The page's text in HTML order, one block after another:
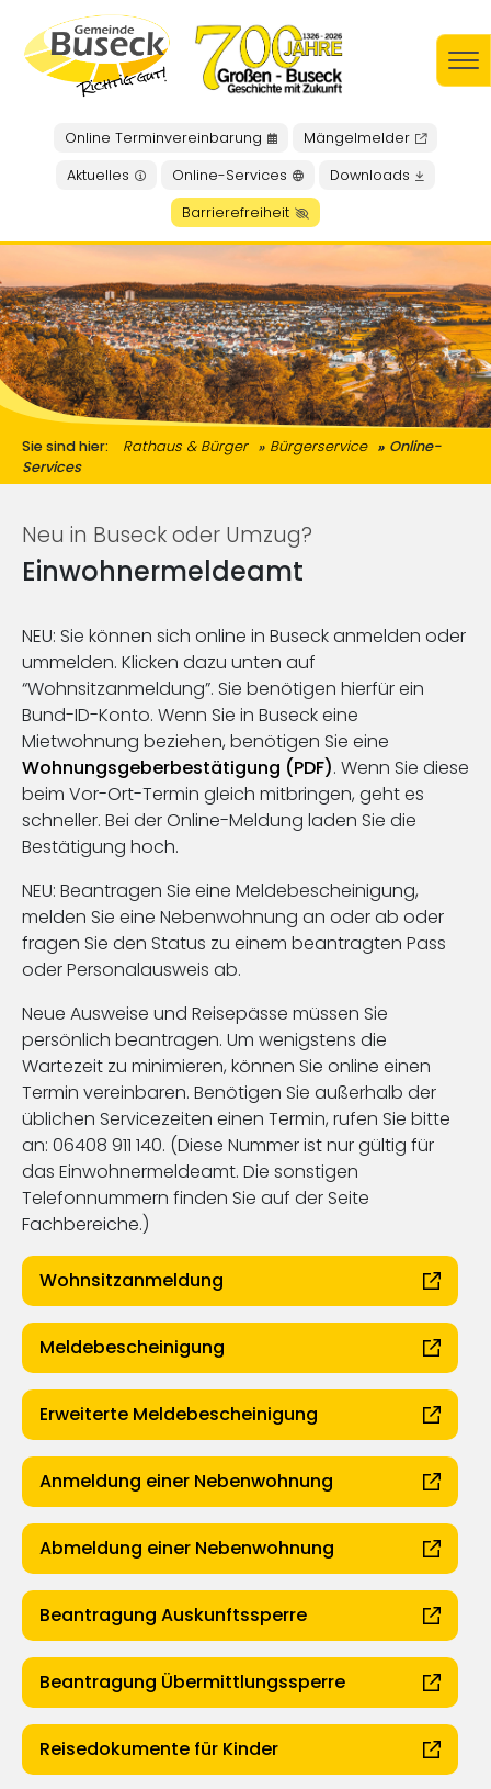
Online Terminvereinbarung
Mängelmelder
Aktuelles
Online-Services
Downloads
Barrierefreiheit
Sie sind hier: Rathaus & Bürger Bürgerservice
Online-
Services
Neu in Buseck oder Umzug?
Einwohnermeldeamt
NEU: Sie können sich online in Buseck anmelden oder
ummelden. Klicken dazu unten auf
“Wohnsitzanmeldung”. Sie benötigen hierfür ein
Bund-ID-Konto. Wenn Sie in Buseck eine
Mietwohnung beziehen, benötigen Sie eine
Wohnungsgeberbestätigung (PDF). Wenn Sie diese
beim Vor-Ort-Termin gleich mitbringen, geht es
schneller. Bei der Online-Meldung laden Sie die
Bestätigung hoch.
NEU: Beantragen Sie eine Meldebescheinigung,
melden Sie eine Nebenwohnung an oder ab oder
fragen Sie den Status zu einem beantragten Pass
oder Personalausweis ab.
Neue Ausweise und Reisepässe müssen Sie
persönlich beantragen. Um wenigstens die
Wartezeit zu minimieren, können Sie online einen
Termin vereinbaren. Benötigen Sie außerhalb der
üblichen Servicezeiten einen Termin, rufen Sie bitte
an: 06408 911 140. (Diese Nummer ist nur gültig für
das Einwohnermeldeamt. Die sonstigen
Telefonnummern finden Sie auf der Seite
Fachbereiche.)
Wohnsitzanmeldung
Meldebescheinigung
Erweiterte Meldebescheinigung
Anmeldung einer Nebenwohnung
Abmeldung einer Nebenwohnung
Beantragung Auskunftssperre
Beantragung Übermittlungssperre
Reisedokumente für Kinder